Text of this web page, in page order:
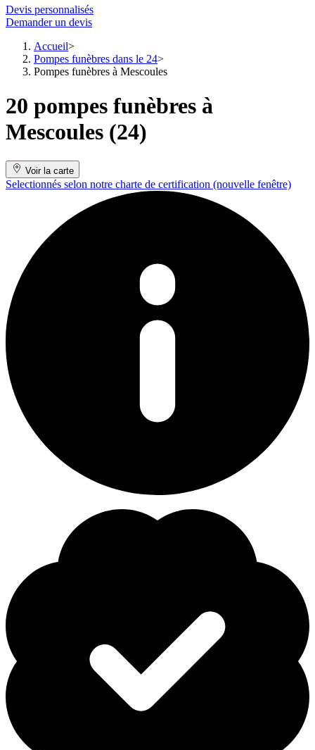
Devis personnalisés
Demander un devis
Accueil
Pompes funèbres dans le 24
Pompes funèbres à Mescoules
20 pompes funèbres à
Mescoules (24)
Voir la carte
Selectionnés selon notre charte de certification (nouvelle fenêtre)